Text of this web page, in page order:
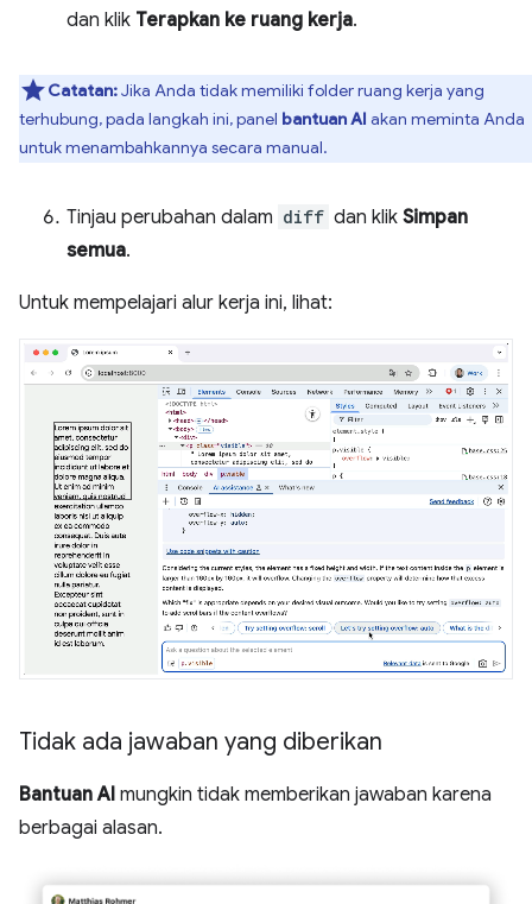
dan klik Terapkan ke ruang kerja.
Catatan:Jika Anda tidak memiliki folder ruang kerja yang
terhubung, pada langkah ini, panel bantuan AI akan meminta Anda
untuk menambahkannya secara manual.
Tinjau perubahan dalam diff dan klik Simpan
semua.
Untuk mempelajari alur kerja ini, lihat:
Tidak ada jawaban yang diberikan
Bantuan AI mungkin tidak memberikan jawaban karena
berbagai alasan.